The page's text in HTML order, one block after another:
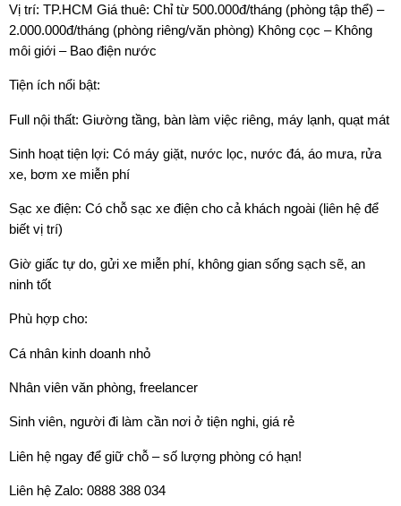
Vị trí: TP.HCM Giá thuê: Chỉ từ 500.000đ/tháng (phòng tập thể) –
2.000.000đ/tháng (phòng riêng/văn phòng) Không cọc – Không
môi giới – Bao điện nước
Tiện ích nổi bật:
Full nội thất: Giường tầng, bàn làm việc riêng, máy lạnh, quạt mát
Sinh hoạt tiện lợi: Có máy giặt, nước lọc, nước đá, áo mưa, rửa
xe, bơm xe miễn phí
Sạc xe điện: Có chỗ sạc xe điện cho cả khách ngoài (liên hệ để
biết vị trí)
Giờ giấc tự do, gửi xe miễn phí, không gian sống sạch sẽ, an
ninh tốt
Phù hợp cho:
Cá nhân kinh doanh nhỏ
Nhân viên văn phòng, freelancer
Sinh viên, người đi làm cần nơi ở tiện nghi, giá rẻ
Liên hệ ngay để giữ chỗ – số lượng phòng có hạn!
Liên hệ Zalo: 0888 388 034